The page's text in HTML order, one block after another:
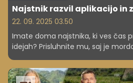
Najstnik razvil aplikacijo in
22. 09. 2025 03.50
Imate doma najstnika, ki ves čas
idejah? Prisluhnite mu, saj je